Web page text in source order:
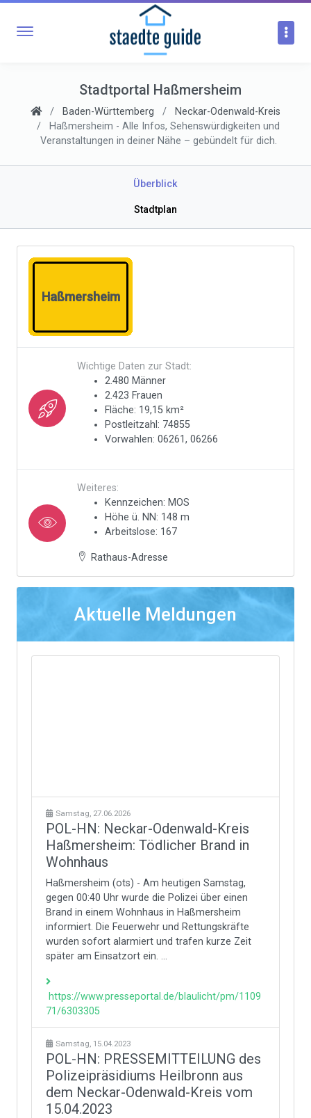
Stadtportal Haßmersheim
Baden-Württemberg
Neckar-Odenwald-Kreis
Haßmersheim - Alle Infos, Sehenswürdigkeiten und
Veranstaltungen in deiner Nähe – gebündelt für dich.
Überblick
Stadtplan
Haßmersheim
Wichtige Daten zur Stadt:
2.480 Männer
2.423 Frauen
Fläche: 19,15 km²
Postleitzahl: 74855
Vorwahlen: 06261, 06266
Weiteres:
Kennzeichen: MOS
Höhe ü. NN: 148 m
Arbeitslose: 167
Rathaus-Adresse
Aktuelle Meldungen
Samstag, 27.06.2026
POL-HN: Neckar-Odenwald-Kreis
Haßmersheim: Tödlicher Brand in
Wohnhaus
Haßmersheim (ots) - Am heutigen Samstag,
gegen 00:40 Uhr wurde die Polizei über einen
Brand in einem Wohnhaus in Haßmersheim
informiert. Die Feuerwehr und Rettungskräfte
wurden sofort alarmiert und trafen kurze Zeit
später am Einsatzort ein. ...
https://www.presseportal.de/blaulicht/pm/1109
71/6303305
Samstag, 15.04.2023
POL-HN: PRESSEMITTEILUNG des
Polizeipräsidiums Heilbronn aus
dem Neckar-Odenwald-Kreis vom
15.04.2023